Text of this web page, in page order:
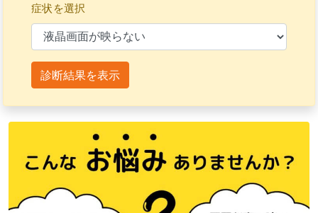
症状を選択
診断結果を表示